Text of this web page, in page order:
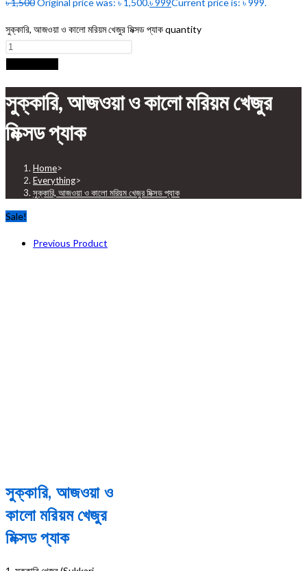
৳1,500Original price was: ৳ 1,500.৳999Current price is: ৳ 999.
সুক্কারি, আজওয়া ও কালো মরিয়ম খেজুর মিক্সড প্যাক quantity
সুক্কারি, আজওয়া ও কালো মরিয়ম খেজুর
মিক্সড প্যাক
Home>
Everything>
সুক্কারি, আজওয়া ও কালো মরিয়ম খেজুর মিক্সড প্যাক
Sale!
Previous Product
সুক্কারি, আজওয়া ও
কালো মরিয়ম খেজুর
মিক্সড প্যাক